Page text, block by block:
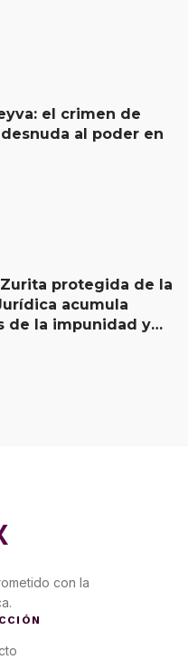
el crimen de
al poder en
protegida de la
acumula
de la impunidad y
con la